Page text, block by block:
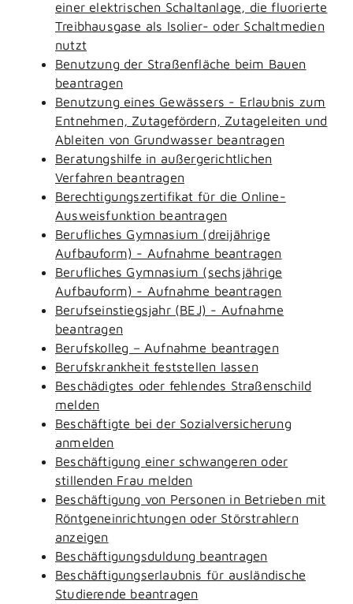
einer elektrischen Schaltanlage, die fluorierte
Treibhausgase als Isolier- oder Schaltmedien
nutzt
Benutzung der Straßenfläche beim Bauen
beantragen
Benutzung eines Gewässers - Erlaubnis zum
Entnehmen, Zutagefördern, Zutageleiten und
Ableiten von Grundwasser beantragen
Beratungshilfe in außergerichtlichen
Verfahren beantragen
Berechtigungszertifikat für die Online-
Ausweisfunktion beantragen
Berufliches Gymnasium (dreijährige
Aufbauform) - Aufnahme beantragen
Berufliches Gymnasium (sechsjährige
Aufbauform) - Aufnahme beantragen
Berufseinstiegsjahr (BEJ) - Aufnahme
beantragen
Berufskolleg – Aufnahme beantragen
Berufskrankheit feststellen lassen
Beschädigtes oder fehlendes Straßenschild
melden
Beschäftigte bei der Sozialversicherung
anmelden
Beschäftigung einer schwangeren oder
stillenden Frau melden
Beschäftigung von Personen in Betrieben mit
Röntgeneinrichtungen oder Störstrahlern
anzeigen
Beschäftigungsduldung beantragen
Beschäftigungserlaubnis für ausländische
Studierende beantragen